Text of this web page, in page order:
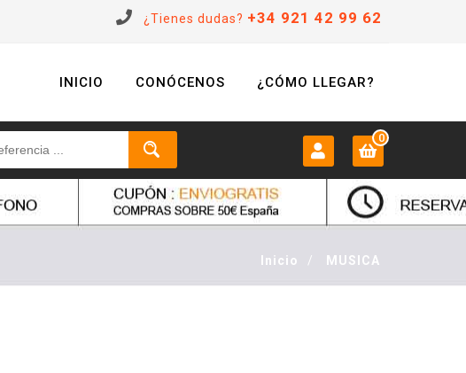
¿Tienes dudas? +34 921 42 99 62
INICIO CONÓCENOS ¿CÓMO LLEGAR?
MI CUENTA:
0
0 €
Inicio / MUSICA